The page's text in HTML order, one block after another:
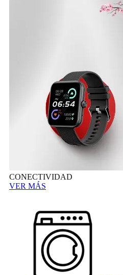
CONECTIVIDAD
VER MÁS